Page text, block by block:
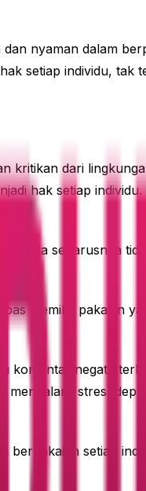
nyaman dalam
setiap individu, tak
kritikan dari
hak setiap
seharusnya
memilih pakaian
komentar negatif
stres,
berpakaian setiap